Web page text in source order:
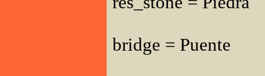
bridge = Puente